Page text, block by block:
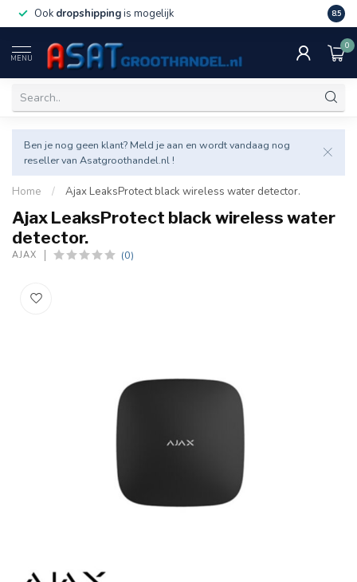
Ook dropshippingis mogelijk Veel
8.5
MENU
0
Ben je nog geen klant? Meld je aan en wordt vandaag nog
reseller van Asatgroothandel.nl !
Home / Ajax LeaksProtect black wireless water detector.
Ajax LeaksProtect black wireless water
detector.
AJAX (0)